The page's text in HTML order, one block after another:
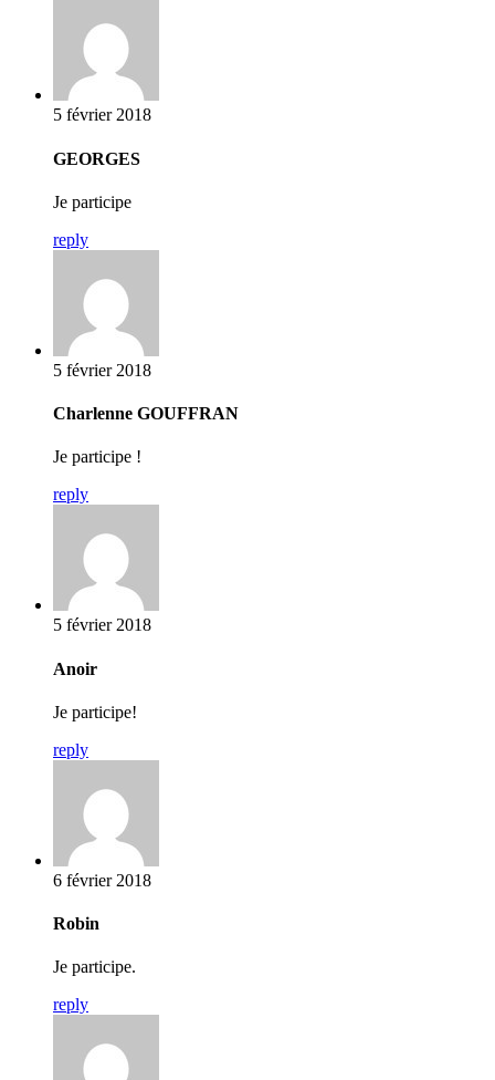
5 février 2018
GEORGES
Je participe
reply
5 février 2018
Charlenne GOUFFRAN
Je participe !
reply
5 février 2018
Anoir
Je participe!
reply
6 février 2018
Robin
Je participe.
reply